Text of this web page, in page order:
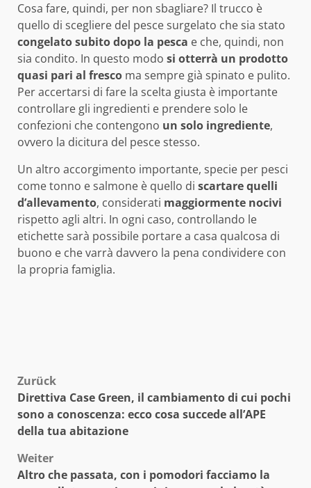
Cosa fare, quindi, per non sbagliare? Il trucco è
quello di scegliere del pesce surgelato che sia stato
congelato subito dopo la pesca e che, quindi, non
sia condito. In questo modo si otterrà un prodotto
quasi pari al fresco ma sempre già spinato e pulito.
Per accertarsi di fare la scelta giusta è importante
controllare gli ingredienti e prendere solo le
confezioni che contengono un solo ingrediente,
ovvero la dicitura del pesce stesso.
Un altro accorgimento importante, specie per pesci
come tonno e salmone è quello di scartare quelli
d’allevamento, considerati maggiormente nocivi
rispetto agli altri. In ogni caso, controllando le
etichette sarà possibile portare a casa qualcosa di
buono e che varrà davvero la pena condividere con
la propria famiglia.
Beitragsnavigation
Zurück
Direttiva Case Green, il cambiamento di cui pochi
sono a conoscenza: ecco cosa succede all’APE
della tua abitazione
Weiter
Altro che passata, con i pomodori facciamo la